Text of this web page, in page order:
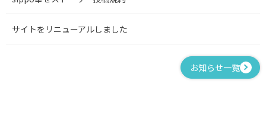
サイトをリニューアルしました
お知らせ一覧